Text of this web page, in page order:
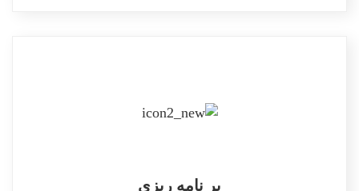
بر نامه ریزی